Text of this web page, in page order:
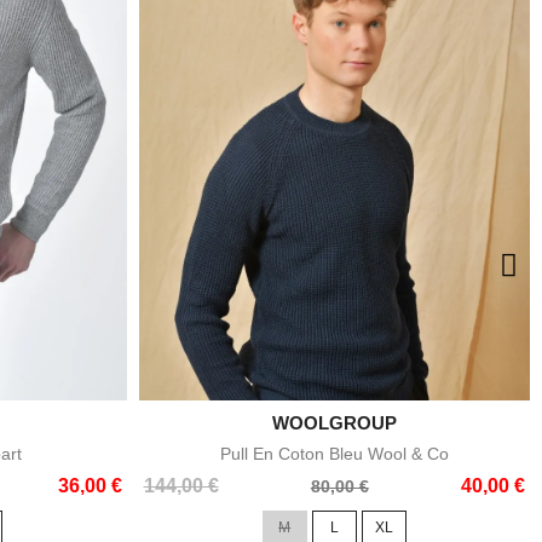
36,00 €
Aperçu rapide
WOOLGROUP
Pull En Coton Bleu Wool & Co
144,00 €
Prix
80,00 € 40,00 €
Prix
M L XL